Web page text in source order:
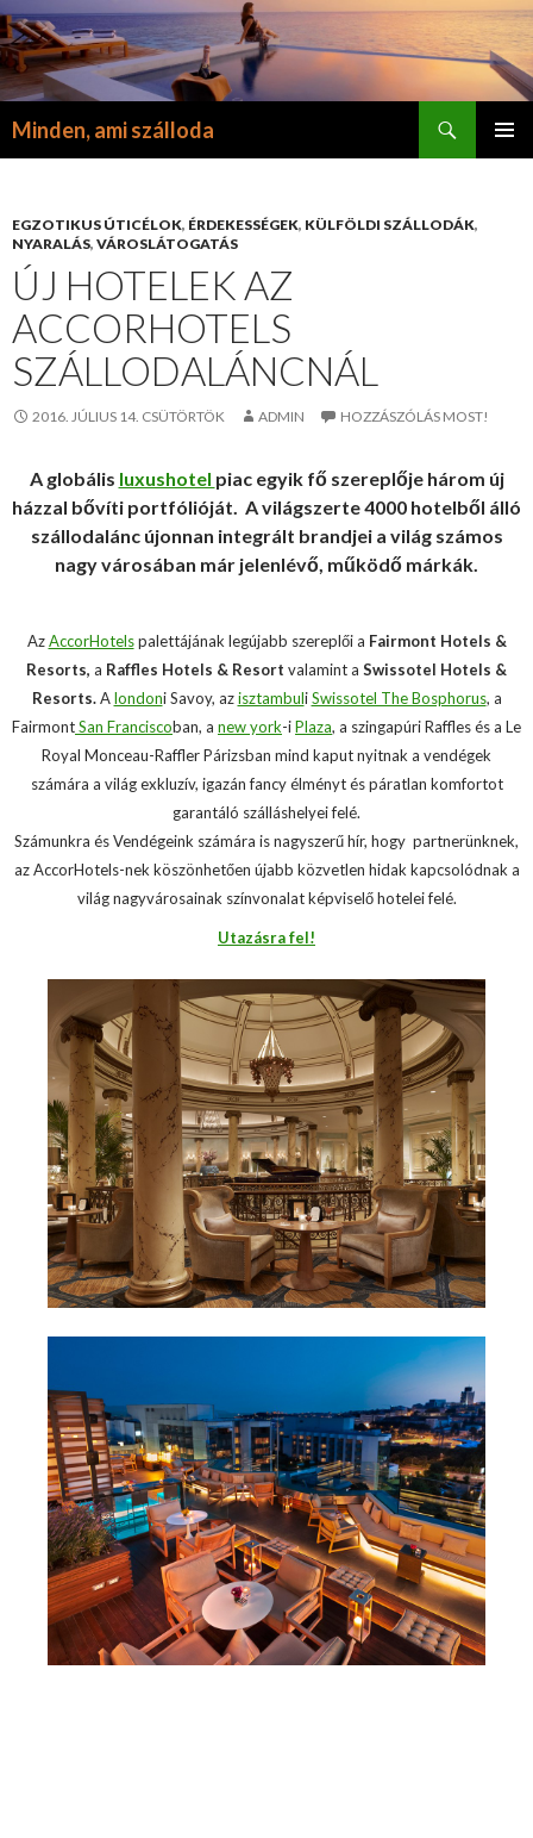
Minden, ami szálloda
EGZOTIKUS ÚTICÉLOK, ÉRDEKESSÉGEK, KÜLFÖLDI SZÁLLODÁK,
NYARALÁS, VÁROSLÁTOGATÁS
ÚJ HOTELEK AZ
ACCORHOTELS
SZÁLLODALÁNCNÁL
2016. JÚLIUS 14. CSÜTÖRTÖK ADMIN HOZZÁSZÓLÁS MOST!
A globális luxushotel piac egyik fő szereplője három új
házzal bővíti portfólióját. A világszerte 4000 hotelből álló
szállodalánc újonnan integrált brandjei a világ számos
nagy városában már jelenlévő, működő márkák.
AzAccorHotelspalettájának legújabb szereplői a Fairmont Hotels &
Resorts, a Raffles Hotels & Resort valamint a Swissotel Hotels &
Resorts.Alondoni Savoy, azisztambuliSwissotel The Bosphorus, a
FairmontSan Franciscoban, a new york-iPlaza, a szingapúri Raffles és a Le
Royal Monceau-Raffler Párizsban mind kaput nyitnak a vendégek
számára a világ exkluzív, igazán fancy élményt és páratlan komfortot
garantáló szálláshelyei felé.
Számunkra és Vendégeink számára is nagyszerű hír, hogy partnerünknek,
az AccorHotels-nek köszönhetően újabb közvetlen hidak kapcsolódnak a
világ nagyvárosainak színvonalat képviselő hotelei felé.
Utazásra fel!